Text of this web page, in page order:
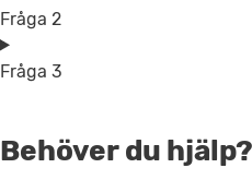
Fråga 2
Fråga 3
Behöver du hjälp?